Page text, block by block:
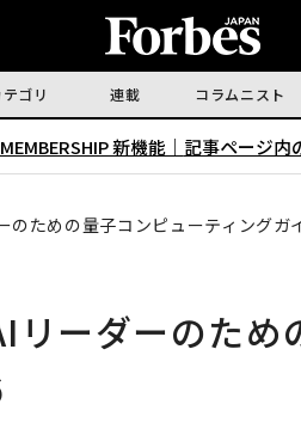
テゴリ 連載 コラムニスト
新機能｜ 記事ページ内
ための量子コンピューティングガ
ーダーのため